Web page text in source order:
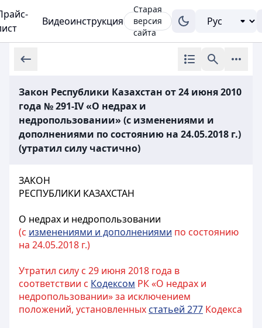
Видеоинструкция
Старая
версия
сайта
Закон Республики Казахстан от 24 июня 2010
года № 291-IV «О недрах и
недропользовании» (с изменениями и
дополнениями по состоянию на 24.05.2018 г.)
(утратил силу частично)
ЗАКОН
РЕСПУБЛИКИ КАЗАХСТАН
О недрах и недропользовании
(с изменениями и дополнениями по состоянию
на 24.05.2018 г.)
Утратил силу с 29 июня 2018 года в
соответствии с Кодексом РК «О недрах и
недропользовании» за исключением
положений, установленных статьей 277 Кодекса